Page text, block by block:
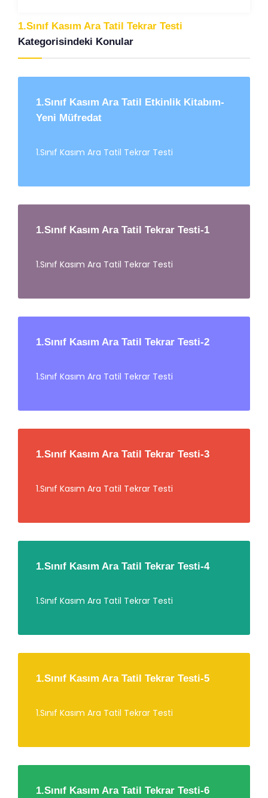
1.Sınıf Kasım Ara Tatil Tekrar Testi
Kategorisindeki Konular
1.Sınıf Kasım Ara Tatil Etkinlik Kitabım-
Yeni Müfredat
1.Sınıf Kasım Ara Tatil Tekrar Testi
1.Sınıf Kasım Ara Tatil Tekrar Testi-1
1.Sınıf Kasım Ara Tatil Tekrar Testi
1.Sınıf Kasım Ara Tatil Tekrar Testi-2
1.Sınıf Kasım Ara Tatil Tekrar Testi
1.Sınıf Kasım Ara Tatil Tekrar Testi-3
1.Sınıf Kasım Ara Tatil Tekrar Testi
1.Sınıf Kasım Ara Tatil Tekrar Testi-4
1.Sınıf Kasım Ara Tatil Tekrar Testi
1.Sınıf Kasım Ara Tatil Tekrar Testi-5
1.Sınıf Kasım Ara Tatil Tekrar Testi
1.Sınıf Kasım Ara Tatil Tekrar Testi-6